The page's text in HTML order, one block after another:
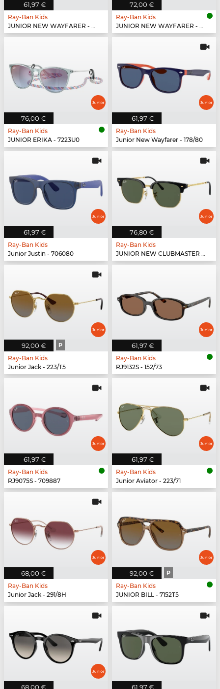
61,97 €
Ray-Ban Kids
JUNIOR NEW WAYFARER - 70624L
72,00 €
Ray-Ban Kids
JUNIOR NEW WAYFARER - 702855
76,00 €
Ray-Ban Kids
JUNIOR ERIKA - 7223U0
61,97 €
Ray-Ban Kids
Junior New Wayfarer - 178/80
61,97 €
Ray-Ban Kids
Junior Justin - 706080
76,80 €
Ray-Ban Kids
JUNIOR NEW CLUBMASTER - 100/71
92,00 € P
Ray-Ban Kids
Junior Jack - 223/T5
61,97 €
Ray-Ban Kids
RJ9132S - 152/73
61,97 €
Ray-Ban Kids
RJ9075S - 709887
61,97 €
Ray-Ban Kids
Junior Aviator - 223/71
68,00 €
Ray-Ban Kids
Junior Jack - 291/8H
92,00 € P
Ray-Ban Kids
JUNIOR BILL - 7152T5
68,00 € 61,97 €